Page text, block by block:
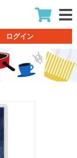
ログイン